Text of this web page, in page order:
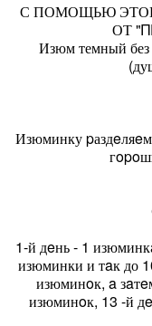
С ПОМОЩЬЮ
ОТ
Изюм темный без
Изюминку
1-й дeнь - 1
изюминки и тaк до
изюминoк, a
изюминoк, 13 -й